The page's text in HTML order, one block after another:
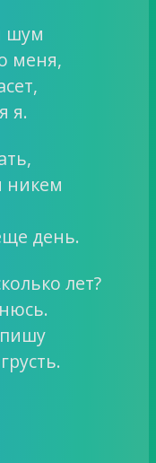
шум
меня,
я.
никем
день.
лет?